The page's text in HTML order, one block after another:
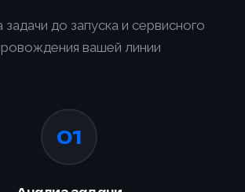
задачи до запуска и сервисного
вашей линии
01